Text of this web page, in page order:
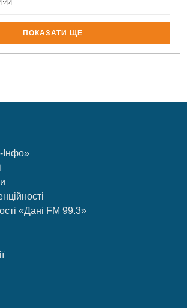
ПОКАЗАТИ ЩЕ
Інфо»
«Дані FM 99.3»